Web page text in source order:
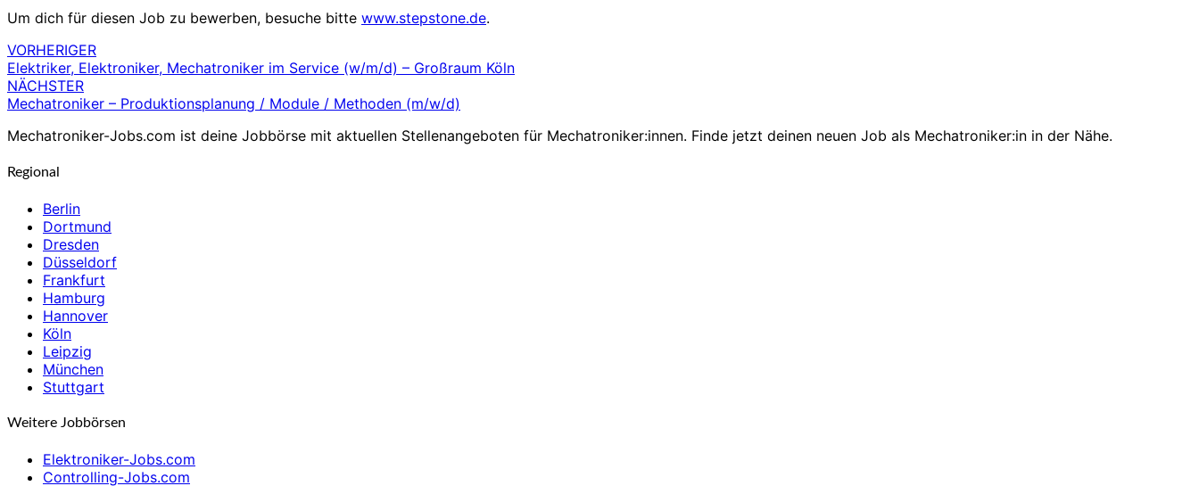
Um dich für diesen Job zu bewerben, besuche bitte www.stepstone.de.
Beitragsnavigation
VORHERIGER
Elektriker, Elektroniker, Mechatroniker im Service (w/m/d) – Großraum Köln
NÄCHSTER
Mechatroniker – Produktionsplanung / Module / Methoden (m/w/d)
Mechatroniker-Jobs.com ist deine Jobbörse mit aktuellen Stellenangeboten für Mechatroniker:innen. Finde jetzt deinen neuen Job als Mechatroniker:in in der Nähe.
Regional
Berlin
Dortmund
Dresden
Düsseldorf
Frankfurt
Hamburg
Hannover
Köln
Leipzig
München
Stuttgart
Weitere Jobbörsen
Elektroniker-Jobs.com
Controlling-Jobs.com